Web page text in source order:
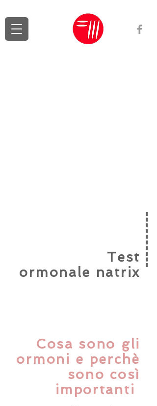
Test
ormonale natrix
Cosa sono gli
ormoni e perchè
sono così
importanti